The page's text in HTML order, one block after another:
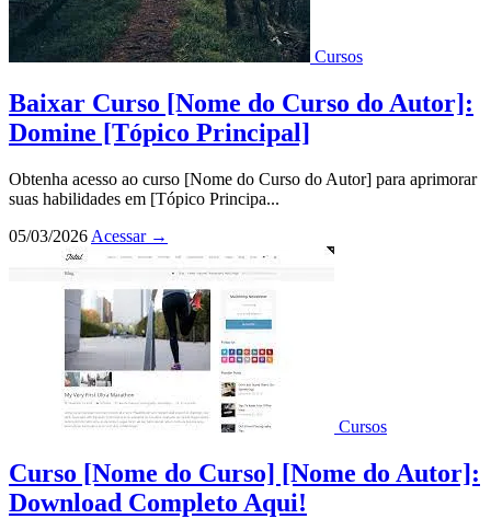
Cursos
Baixar Curso [Nome do Curso do Autor]:
Domine [Tópico Principal]
Obtenha acesso ao curso [Nome do Curso do Autor] para aprimorar
suas habilidades em [Tópico Principa...
05/03/2026 Acessar →
Cursos
Curso [Nome do Curso] [Nome do Autor]:
Download Completo Aqui!